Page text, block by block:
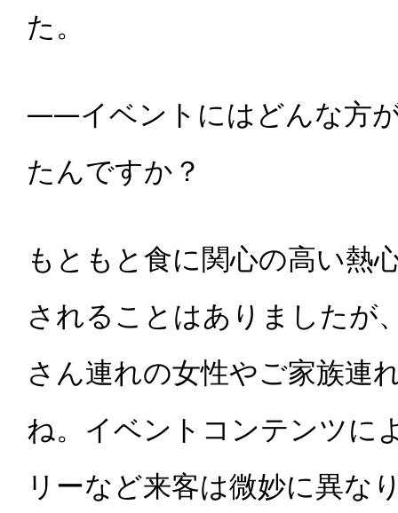
た。
――イベントにはどんな方
たんですか？
もともと食に関心の高い熱
されることはありましたが
さん連れの女性やご家族連
ね。イベントコンテンツに
リーなど来客は微妙に異な